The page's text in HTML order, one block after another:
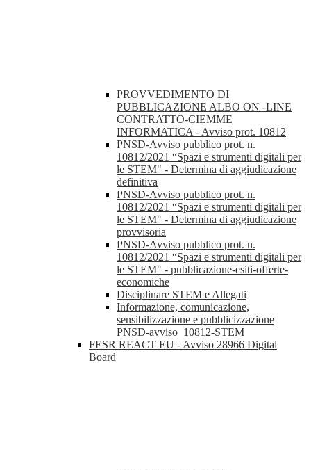
PROVVEDIMENTO DI
PUBBLICAZIONE ALBO ON -LINE
CONTRATTO-CIEMME
INFORMATICA - Avviso prot. 10812
PNSD-Avviso pubblico prot. n.
10812/2021 “Spazi e strumenti digitali per
le STEM" - Determina di aggiudicazione
definitiva
PNSD-Avviso pubblico prot. n.
10812/2021 “Spazi e strumenti digitali per
le STEM" - Determina di aggiudicazione
provvisoria
PNSD-Avviso pubblico prot. n.
10812/2021 “Spazi e strumenti digitali per
le STEM" - pubblicazione-esiti-offerte-
economiche
Disciplinare STEM e Allegati
Informazione, comunicazione,
sensibilizzazione e pubblicizzazione
PNSD-avviso_10812-STEM
FESR REACT EU - Avviso 28966 Digital
Board